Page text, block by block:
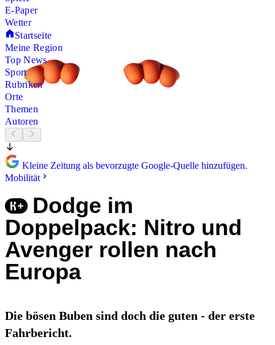
E-Paper
Wetter
Startseite
Meine Region
Top News
Sport
Rubriken
Orte
Themen
Autoren
Kleine Zeitung als bevorzugte Google-Quelle hinzufügen.
Mobilität
Dodge im
Doppelpack: Nitro und
Avenger rollen nach
Europa
Die bösen Buben sind doch die guten - der erste
Fahrbericht.